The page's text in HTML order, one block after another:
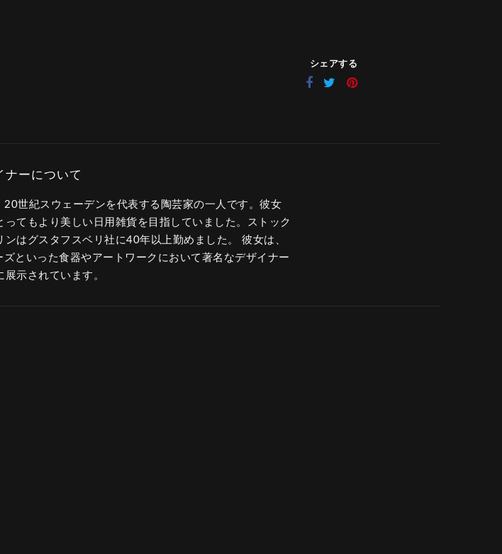
シェアする
世紀スウェーデンを代表する陶芸家の一人です。彼女
てもより美しい日用雑貨を目指していました。ストック
はグスタフスベリ社に40年以上勤めました。 彼女は、
といった食器やアートワークにおいて著名なデザイナー
示されています。